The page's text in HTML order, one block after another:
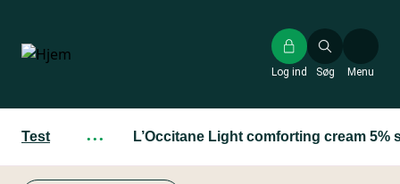
hovedindhold
Søg
Log ind Menu
Test ··· L’Occitane Light comforting cream 5%